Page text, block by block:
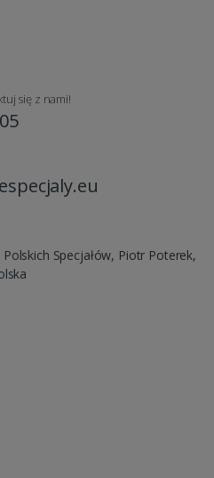
się z nami!
Specjałów, Piotr Poterek,